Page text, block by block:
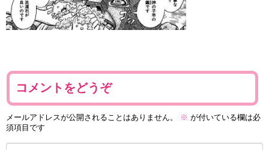
コメントをどうぞ
メールアドレスが公開されることはありません。 ※ が付いている欄は必
須項目です